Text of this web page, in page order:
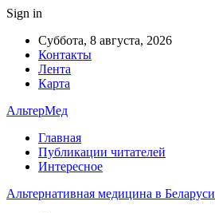
Sign in
Суббота, 8 августа, 2026
Контакты
Лента
Карта
АльтерМед
Главная
Публикации читателей
Интересное
Альтернативная медицина в Беларуси